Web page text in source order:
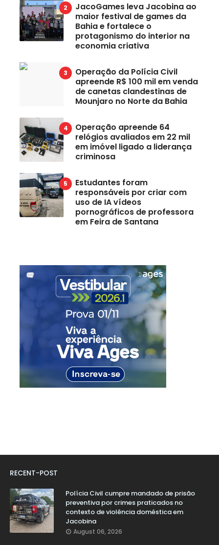
JacoGames leva Jacobina ao
maior festival de games da
Bahia e fortalece o
protagonismo do interior na
economia criativa
Operação da Polícia Civil
apreende R$ 100 mil em venda
de canetas clandestinas de
Mounjaro no Norte da Bahia
Operação apreende 64
relógios avaliados em 22 mil
em imóvel ligado a liderança
criminosa
Estudantes foram
responsáveis por criar com
uso de IA vídeos
pornográficos de professora
em Feira de Santana
RECENT-POST
Polícia Civil cumpre mandado de prisão
preventiva por crimes praticados no
contexto de violência doméstica em
Jacobina
August 06, 2026